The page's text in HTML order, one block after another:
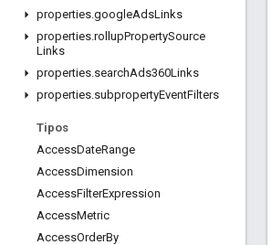
properties.googleAdsLinks
properties.rollupPropertySource
Links
properties.searchAds360Links
properties.subpropertyEventFilters
Tipos
AccessDateRange
AccessDimension
AccessFilterExpression
AccessMetric
AccessOrderBy